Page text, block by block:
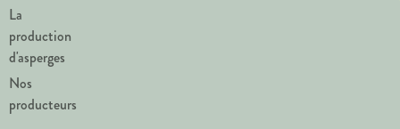
La
production
d'asperges
Nos
producteurs